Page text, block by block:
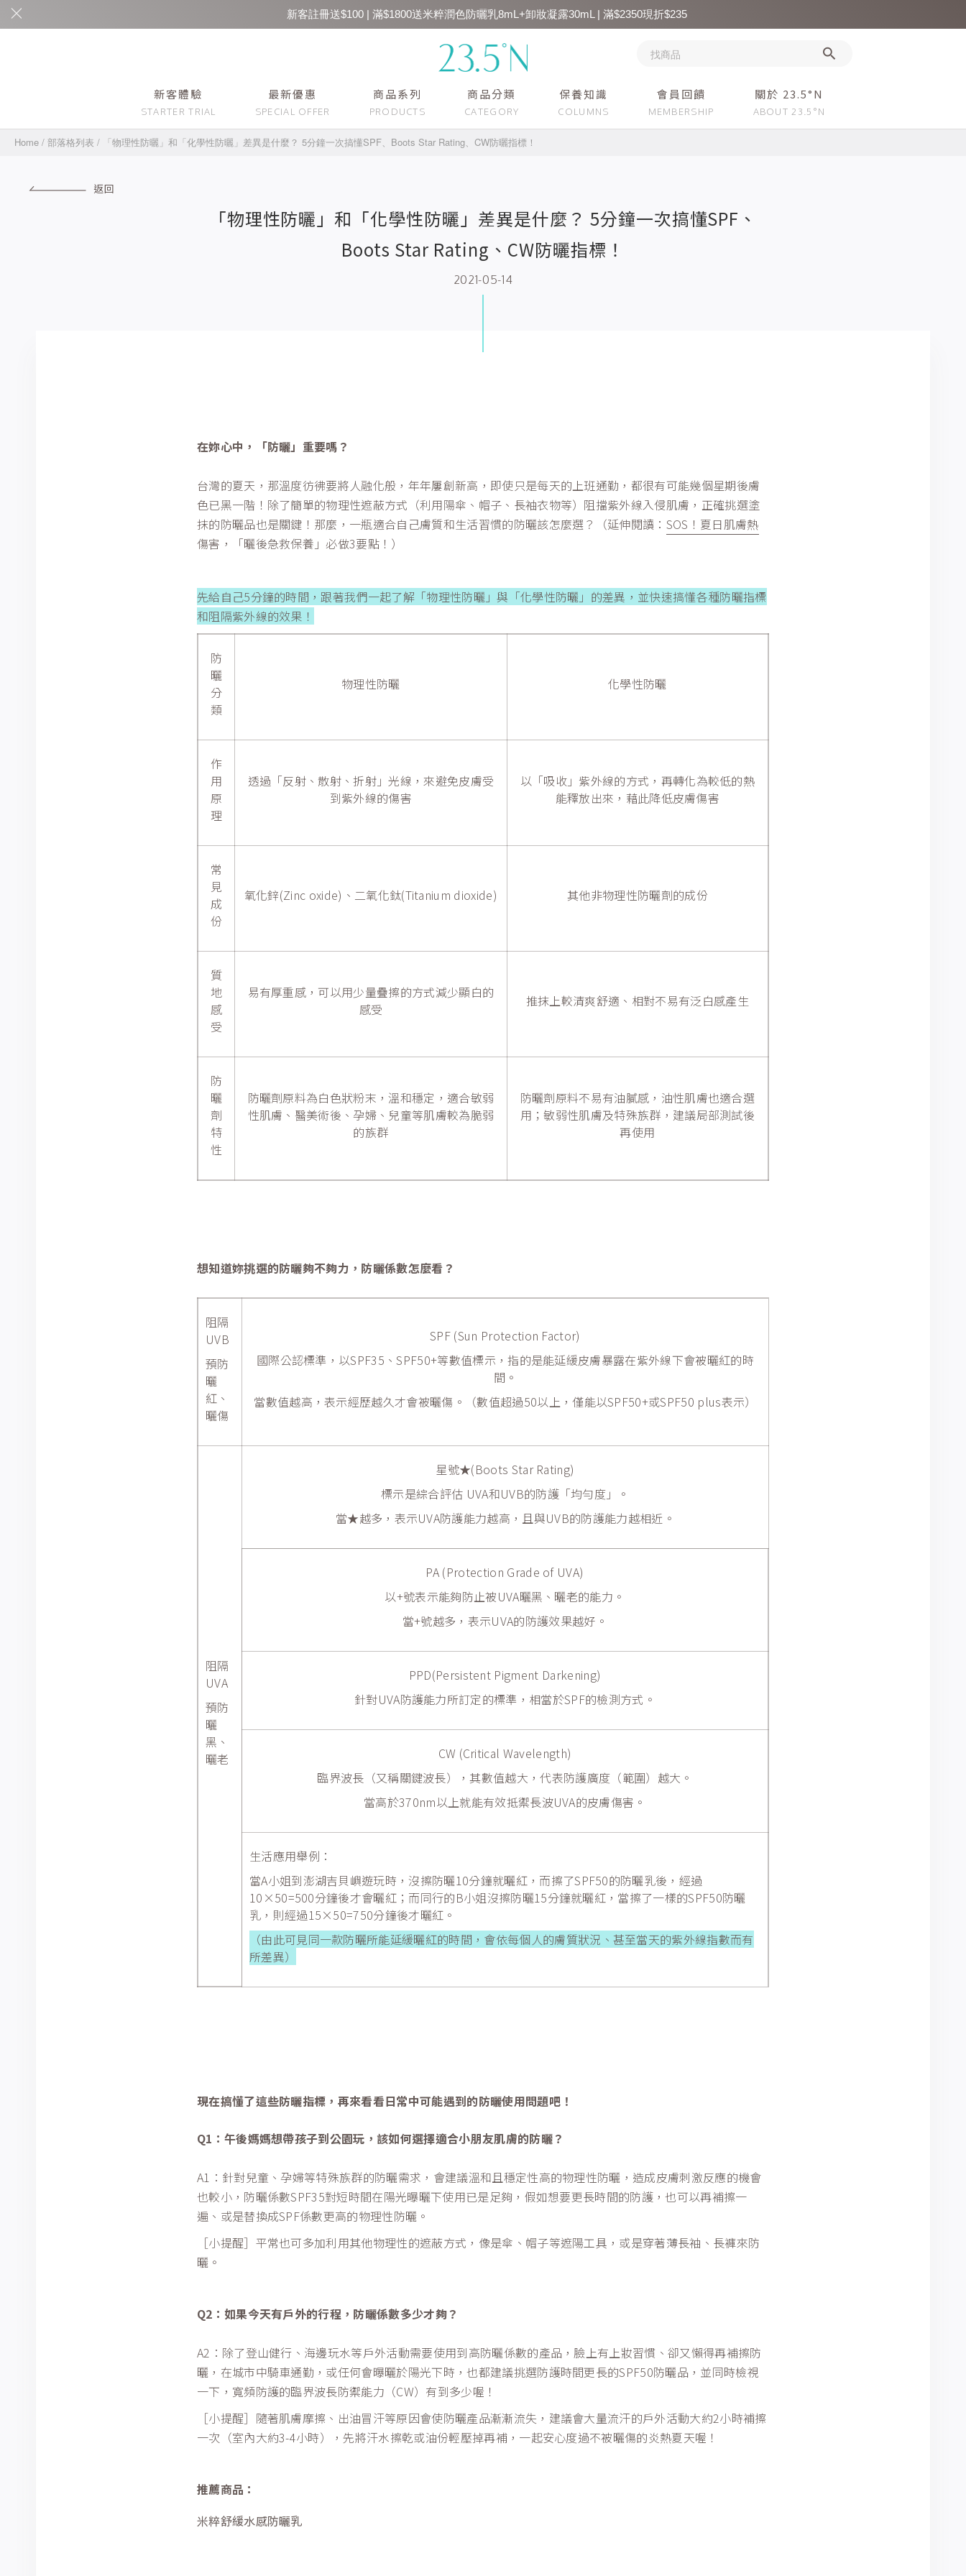
新客體驗 最新優惠 商品系列 商品分類 保養知識 會員回饋 關於 23.5°N
Home / 部落格列表 / 「物理性防曬」和「化學性防曬」差異是什麼？ 5分鐘一次搞懂SPF、Boots Star Rating、CW防曬指標！
返回
「物理性防曬」和「化學性防曬」差異是什麼？ 5分鐘一次搞懂SPF、
Boots Star Rating、CW防曬指標！
2021-05-14
在妳心中，「防曬」重要嗎？
台灣的夏天，那溫度彷彿要將人融化般，年年屢創新高，即使只是每天的上班通勤，都很有可能幾個星期後膚
色已黑一階！除了簡單的物理性遮蔽方式（利用陽傘、帽子、長袖衣物等）阻擋紫外線入侵肌膚，正確挑選塗
抹的防曬品也是關鍵！那麼，一瓶適合自己膚質和生活習慣的防曬該怎麼選？（延伸閱讀： SOS！夏日肌膚熱
傷害，「曬後急救保養」必做3要點！ ）
先給自己5分鐘的時間，跟著我們一起了解「物理性防曬」與「化學性防曬」的差異，並快速搞懂各種防曬指標
和阻隔紫外線的效果！
防
曬
分
類
物理性防曬 化學性防曬
作
用
原
理
透過「反射、散射、折射」光線，來避免皮膚受
到紫外線的傷害
以「吸收」紫外線的方式，再轉化為較低的熱
能釋放出來，藉此降低皮膚傷害
常
見
成
份
氧化鋅(Zinc oxide)、二氧化鈦(Titanium dioxide) 其他非物理性防曬劑的成份
質
地
感
受
易有厚重感，可以用少量疊擦的方式減少顯白的
感受
推抹上較清爽舒適、相對不易有泛白感產生
防
曬
劑
特
性
防曬劑原料為白色狀粉末，溫和穩定，適合敏弱
性肌膚、醫美術後、孕婦、兒童等肌膚較為脆弱
的族群
防曬劑原料不易有油膩感，油性肌膚也適合選
用；敏弱性肌膚及特殊族群，建議局部測試後
再使用
想知道妳挑選的防曬夠不夠力，防曬係數怎麼看？
阻隔
UVB
預防
曬
紅、
曬傷
SPF (Sun Protection Factor)
國際公認標準，以SPF35、SPF50+等數值標示，指的是能延緩皮膚暴露在紫外線下會被曬紅的時
間。
當數值越高，表示經歷越久才會被曬傷。（數值超過50以上，僅能以SPF50+或SPF50 plus表示）
阻隔
UVA
預防
曬
黑、
曬老
星號★(Boots Star Rating)
標示是綜合評估 UVA和UVB的防護「均勻度」。
當★越多，表示UVA防護能力越高，且與UVB的防護能力越相近。
PA (Protection Grade of UVA)
以+號表示能夠防止被UVA曬黑、曬老的能力。
當+號越多，表示UVA的防護效果越好。
PPD(Persistent Pigment Darkening)
針對UVA防護能力所訂定的標準，相當於SPF的檢測方式。
CW (Critical Wavelength)
臨界波長（又稱關鍵波長），其數值越大，代表防護廣度（範圍）越大。
當高於370nm以上就能有效抵禦長波UVA的皮膚傷害。
生活應用舉例：
當A小姐到澎湖吉貝嶼遊玩時，沒擦防曬10分鐘就曬紅，而擦了SPF50的防曬乳後，經過
10×50=500分鐘後才會曬紅；而同行的B小姐沒擦防曬15分鐘就曬紅，當擦了一樣的SPF50防曬
乳，則經過15×50=750分鐘後才曬紅。
（由此可見同一款防曬所能延緩曬紅的時間，會依每個人的膚質狀況、甚至當天的紫外線指數而有
所差異）
現在搞懂了這些防曬指標，再來看看日常中可能遇到的防曬使用問題吧！
Q1：午後媽媽想帶孩子到公園玩，該如何選擇適合小朋友肌膚的防曬？
A1：針對兒童、孕婦等特殊族群的防曬需求，會建議溫和且穩定性高的物理性防曬，造成皮膚刺激反應的機會
也較小，防曬係數SPF35對短時間在陽光曝曬下使用已是足夠，假如想要更長時間的防護，也可以再補擦一
遍、或是替換成SPF係數更高的物理性防曬。
［小提醒］平常也可多加利用其他物理性的遮蔽方式，像是傘、帽子等遮陽工具，或是穿著薄長袖、長褲來防
曬。
Q2：如果今天有戶外的行程，防曬係數多少才夠？
A2：除了登山健行、海邊玩水等戶外活動需要使用到高防曬係數的產品，臉上有上妝習慣、卻又懶得再補擦防
曬，在城市中騎車通勤，或任何會曝曬於陽光下時，也都建議挑選防護時間更長的SPF50防曬品，並同時檢視
一下，寬頻防護的臨界波長防禦能力（CW）有到多少喔！
［小提醒］隨著肌膚摩擦、出油冒汗等原因會使防曬產品漸漸流失，建議會大量流汗的戶外活動大約2小時補擦
一次（室內大約3-4小時），先將汗水擦乾或油份輕壓掉再補，一起安心度過不被曬傷的炎熱夏天喔！
推薦商品：
米粹舒緩水感防曬乳
新客註冊送$100 | 滿$1800送米粹潤色防曬乳8mL+卸妝凝露30mL | 滿$2350現折$235